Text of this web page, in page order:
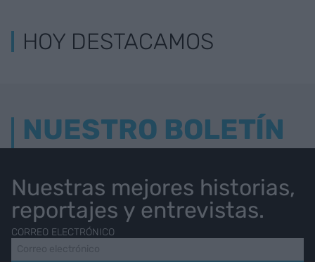
HOY DESTACAMOS
NUESTRO BOLETÍN
Nuestras mejores historias,
reportajes y entrevistas.
CORREO ELECTRÓNICO